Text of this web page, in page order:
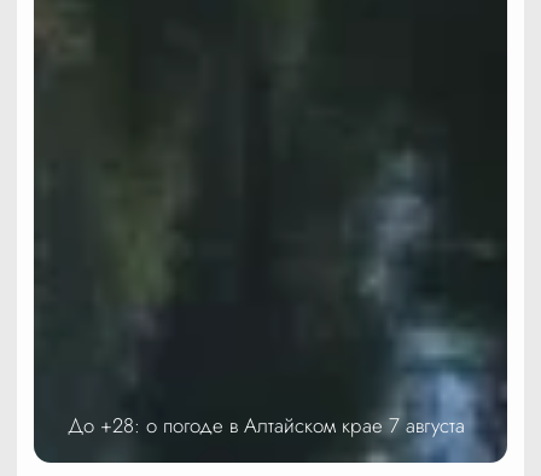
До +28: о погоде в Алтайском крае 7 августа